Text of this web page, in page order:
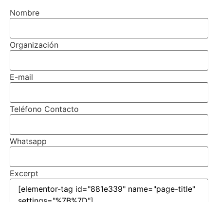
Nombre
Organización
E-mail
Teléfono Contacto
Whatsapp
Excerpt